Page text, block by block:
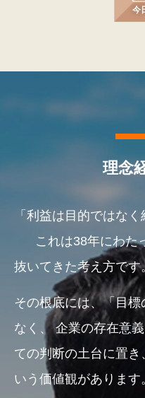
今
理念
「利益は目的ではなく
これは38年にわた
抜いてきた考え方です
その根底には、「目
なく、企業の存在意
ての判断の土台に置き
いう価値観があります